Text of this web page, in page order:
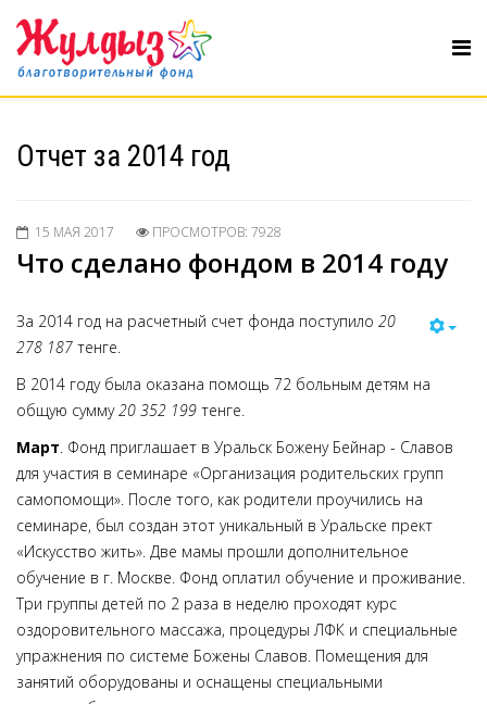
Отчет за 2014 год
15 МАЯ 2017 ПРОСМОТРОВ: 7928
Что сделано фондом в 2014 году
За 2014 год на расчетный счет фонда поступило 20
278 187 тенге.
В 2014 году была оказана помощь 72 больным детям на
общую сумму20 352 199 тенге.
Март. Фонд приглашает в Уральск Божену Бейнар - Славов
для участия в семинаре «Организация родительских групп
самопомощи». После того, как родители проучились на
семинаре, был создан этот уникальный в Уральске прект
«Искусство жить». Две мамы прошли дополнительное
обучение в г. Москве. Фонд оплатил обучение и проживание.
Три группы детей по 2 раза в неделю проходят курс
оздоровительного массажа, процедуры ЛФК и специальные
упражнения по системе Божены Славов. Помещения для
занятий оборудованы и оснащены специальными